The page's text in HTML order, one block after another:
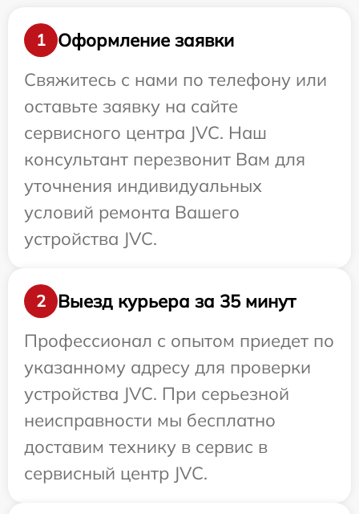
1
Оформление заявки
Свяжитесь с нами по телефону или
оставьте заявку на сайте
сервисного центра JVC. Наш
консультант перезвонит Вам для
уточнения индивидуальных
условий ремонта Вашего
устройства JVC.
2
Выезд курьера за 35 минут
Профессионал с опытом приедет по
указанному адресу для проверки
устройства JVC. При серьезной
неисправности мы бесплатно
доставим технику в сервис в
сервисный центр JVC.